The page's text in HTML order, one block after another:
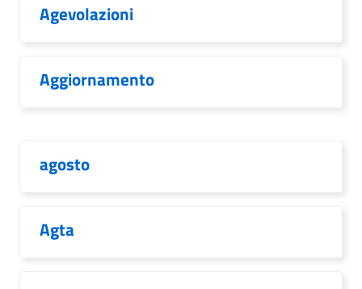
Agevolazioni
Aggiornamento
agosto
Agta